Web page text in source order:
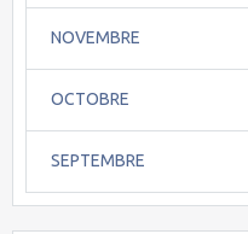
NOVEMBRE
OCTOBRE
SEPTEMBRE